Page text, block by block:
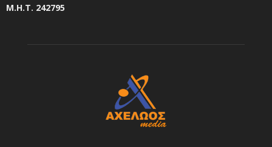
Μ.Η.Τ. 242795